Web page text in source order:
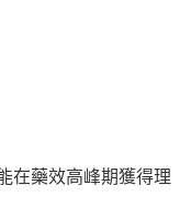
在藥效高峰期獲得理